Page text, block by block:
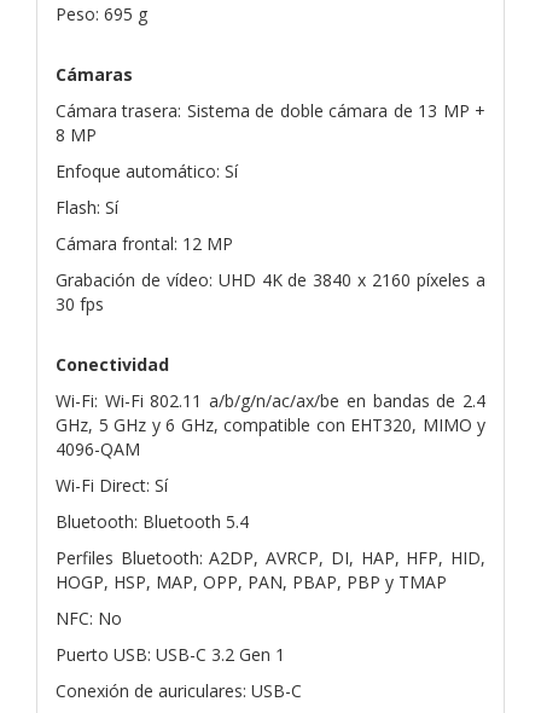
Peso: 695 g
Cámaras
Cámara trasera: Sistema de doble cámara de 13 MP +
8 MP
Enfoque automático: Sí
Flash: Sí
Cámara frontal: 12 MP
Grabación de vídeo: UHD 4K de 3840 x 2160 píxeles a
30 fps
Conectividad
Wi-Fi: Wi-Fi 802.11 a/b/g/n/ac/ax/be en bandas de 2.4
GHz, 5 GHz y 6 GHz, compatible con EHT320, MIMO y
4096-QAM
Wi-Fi Direct: Sí
Bluetooth: Bluetooth 5.4
Perfiles Bluetooth: A2DP, AVRCP, DI, HAP, HFP, HID,
HOGP, HSP, MAP, OPP, PAN, PBAP, PBP y TMAP
NFC: No
Puerto USB: USB-C 3.2 Gen 1
Conexión de auriculares: USB-C